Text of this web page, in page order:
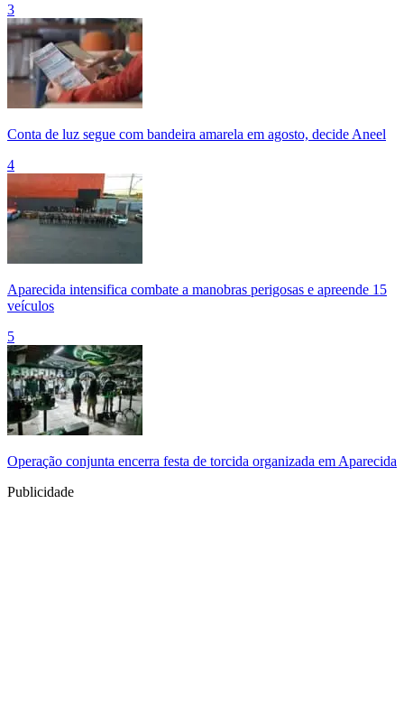
3
Conta de luz segue com bandeira amarela em agosto, decide Aneel
4
Aparecida intensifica combate a manobras perigosas e apreende 15
veículos
5
Operação conjunta encerra festa de torcida organizada em Aparecida
Publicidade